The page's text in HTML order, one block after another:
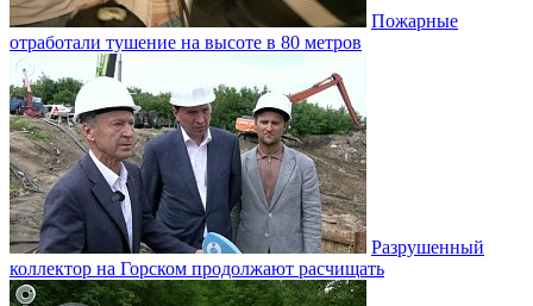
Пожарные
отработали тушение на высоте в 80 метров
Разрушенный
коллектор на Горском продолжают расчищать